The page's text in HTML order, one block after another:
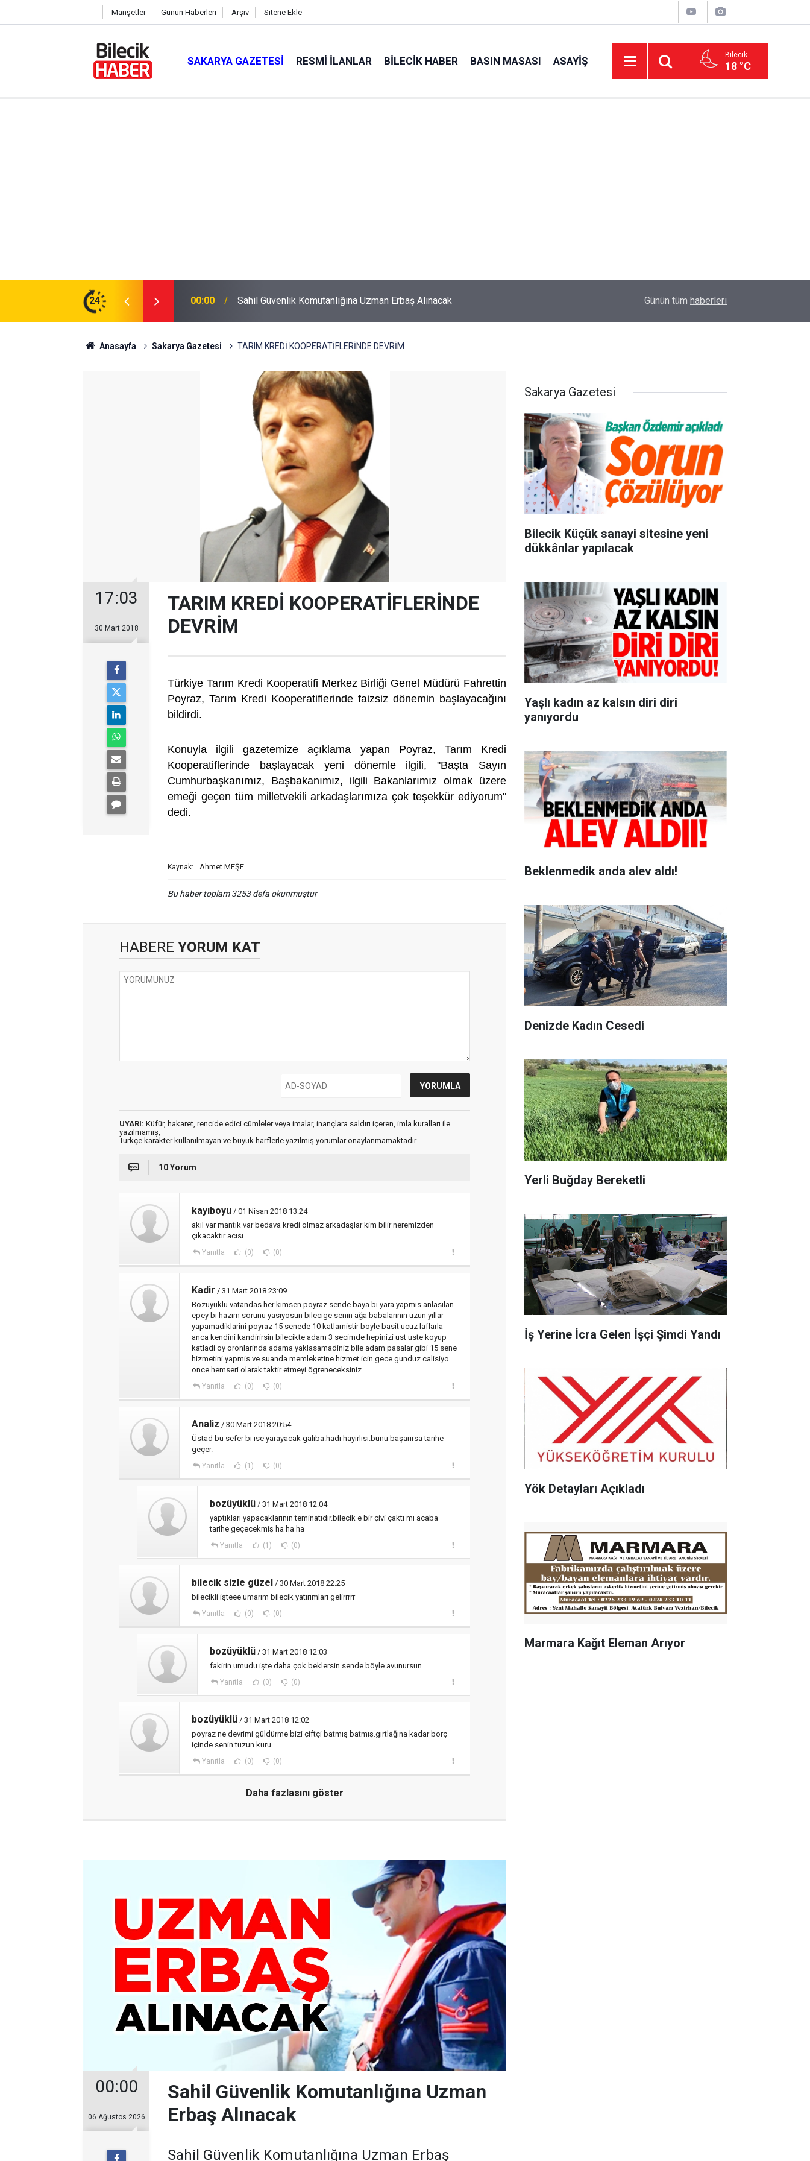
Manşetler Günün Haberleri Arşiv Sitene Ekle
SAKARYA GAZETESI RESMI İLANLAR BILECIK HABER BASIN MASASI ASAYIŞ Bilecik
18 °C
24 16:40 Abbaslık'ta korkutan yangın! ERTUĞRUL OCAĞI'NDAN KOCAELİ’NE ZİYARET
Günün tüm haberleri
Anasayfa Sakarya Gazetesi TARIM KREDİ KOOPERATİFLERİNDE DEVRİM
17:03
30 Mart 2018
TARIM KREDİ KOOPERATİFLERİNDE
DEVRİM
Türkiye Tarım Kredi Kooperatifi Merkez Birliği Genel Müdürü Fahrettin
Poyraz, Tarım Kredi Kooperatiflerinde faizsiz dönemin başlayacağını
bildirdi.
Konuyla ilgili gazetemize açıklama yapan Poyraz, Tarım Kredi
Kooperatiflerinde başlayacak yeni dönemle ilgili, "Başta Sayın
Cumhurbaşkanımız, Başbakanımız, ilgili Bakanlarımız olmak üzere
emeği geçen tüm milletvekili arkadaşlarımıza çok teşekkür ediyorum"
dedi.
Kaynak: Ahmet MEŞE
Bu haber toplam 3253 defa okunmuştur
HABERE YORUM KAT
UYARI: Küfür, hakaret, rencide edici cümleler veya imalar, inançlara saldırı içeren, imla kuralları ile
yazılmamış,
Türkçe karakter kullanılmayan ve büyük harflerle yazılmış yorumlar onaylanmamaktadır.
10 Yorum
kayıboyu / 01 Nisan 2018 13:24
akıl var mantık var bedava kredi olmaz arkadaşlar kim bilir neremizden
çıkacaktır acısı
Yanıtla (0) (0)
Kadir / 31 Mart 2018 23:09
Bozüyüklü vatandas her kimsen poyraz sende baya bi yara yapmis anlasilan
epey bi hazım sorunu yasiyosun bilecige senin ağa babalarinin uzun yıllar
yapamadiklarini poyraz 15 senede 10 katlamistir boyle basit ucuz laflarla
anca kendini kandirirsin bilecikte adam 3 secimde hepinizi ust uste koyup
katladi oy oronlarinda adama yaklasamadiniz bile adam pasalar gibi 15 sene
hizmetini yapmis ve suanda memleketine hizmet icin gece gunduz calisiyo
once hemseri olarak taktir etmeyi ögreneceksiniz
Yanıtla (0) (0)
Analiz / 30 Mart 2018 20:54
Üstad bu sefer bi ise yarayacak galiba.hadi hayırlısı.bunu başarırsa tarihe
geçer.
Yanıtla (1) (0)
bozüyüklü / 31 Mart 2018 12:04
yaptıkları yapacaklarının teminatıdır.bilecik e bir çivi çaktı mı acaba
tarihe geçecekmiş ha ha ha
Yanıtla (1) (0)
bilecik sizle güzel / 30 Mart 2018 22:25
bilecikli işteee umarım bilecik yatırımları gelirrrrr
Yanıtla (0) (0)
bozüyüklü / 31 Mart 2018 12:03
fakirin umudu işte daha çok beklersin.sende böyle avunursun
Yanıtla (0) (0)
bozüyüklü / 31 Mart 2018 12:02
poyraz ne devrimi güldürme bizi çiftçi batmış batmış.gırtlağına kadar borç
içinde senin tuzun kuru
Yanıtla (0) (0)
Daha fazlasını göster
00:00
06 Ağustos 2026
Sahil Güvenlik Komutanlığına Uzman
Erbaş Alınacak
Sahil Güvenlik Komutanlığına Uzman Erbaş
Sakarya Gazetesi
Bilecik Küçük sanayi sitesine yeni
dükkânlar yapılacak
Yaşlı kadın az kalsın diri diri
yanıyordu
Beklenmedik anda alev aldı!
Denizde Kadın Cesedi
Yerli Buğday Bereketli
İş Yerine İcra Gelen İşçi Şimdi Yandı
Yök Detayları Açıkladı
Marmara Kağıt Eleman Arıyor